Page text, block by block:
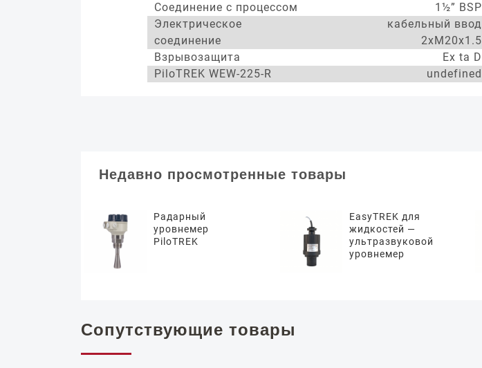
Соединение с процессом
1½” BSP
Электрическое
соединение
кабельный ввод
2xM20x1.5
Взрывозащита
Ex ta D
PiloTREK WEW-225-R
undefined
Недавно просмотренные товары
Радарный
уровнемер
PiloTREK
EasyTREK для
жидкостей —
ультразвуковой
уровнемер
Сопутствующие товары